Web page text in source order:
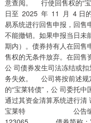
意查阅。 行使回售权的“
日至 2025 年 11 月 4 日
易系统进行回售申报，回售
不能撤销。如果申报当日未
期内）。债券持有人在回售
售权的无条件放弃。在回售
公 司债券发生司法冻结或
务失效。 公司将按前述规
的“宝莱转债”，公 司委托
通过其资金清算系统进
宝莱特 公告编号：